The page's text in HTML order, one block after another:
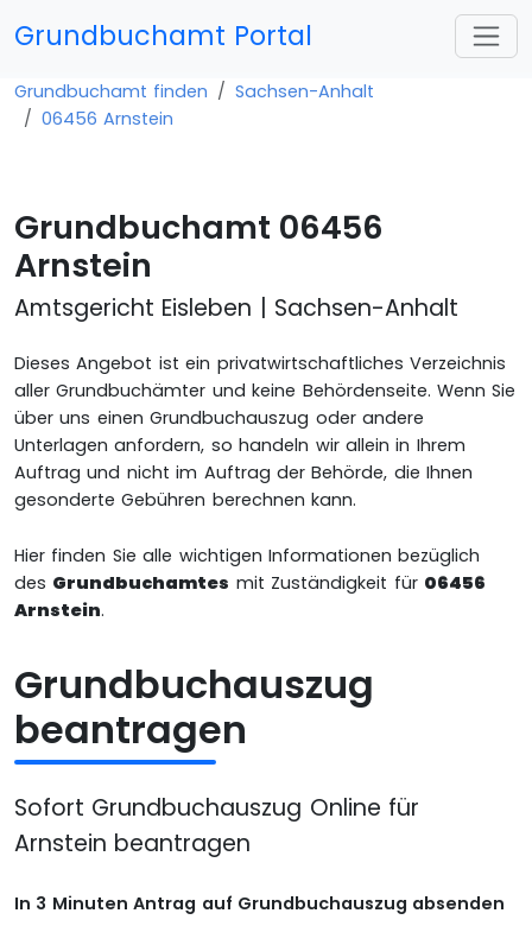
Grundbuchamt Portal
Grundbuchamt finden
Sachsen-Anhalt
06456 Arnstein
Grundbuchamt 06456
Arnstein
Amtsgericht Eisleben | Sachsen-Anhalt
Dieses Angebot ist ein privatwirtschaftliches Verzeichnis
aller Grundbuchämter und keine Behördenseite. Wenn Sie
über uns einen Grundbuchauszug oder andere
Unterlagen anfordern, so handeln wir allein in Ihrem
Auftrag und nicht im Auftrag der Behörde, die Ihnen
gesonderte Gebühren berechnen kann.
Hier finden Sie alle wichtigen Informationen bezüglich
des Grundbuchamtes mit Zuständigkeit für 06456
Arnstein.
Grundbuchauszug
beantragen
Sofort Grundbuchauszug Online für
Arnstein beantragen
In 3 Minuten Antrag auf Grundbuchauszug absenden